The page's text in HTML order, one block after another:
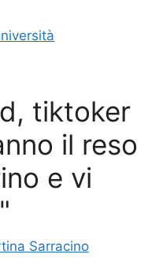
tiktoker
il reso
e vi
Sarracino